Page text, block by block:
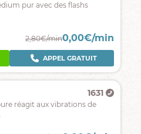
pur avec des flashs
2,80€/min0,00€/min
APPEL GRATUIT
1631
réagit aux vibrations de